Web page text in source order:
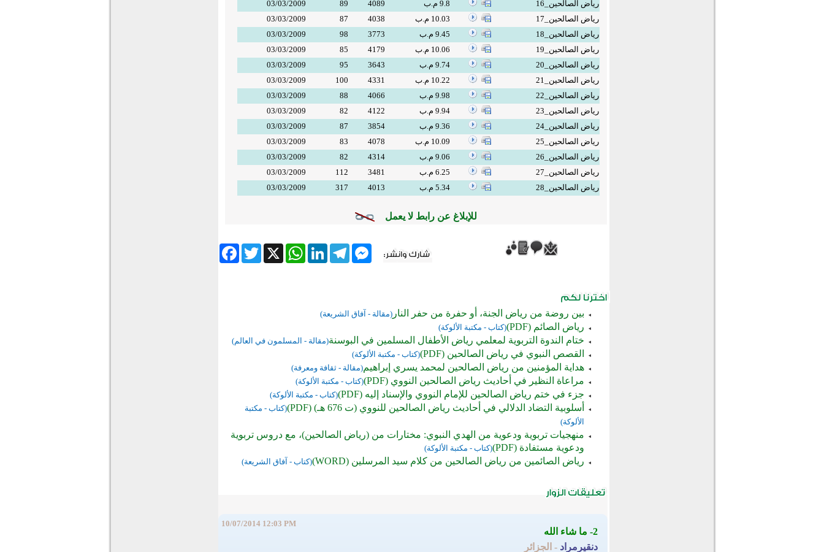
رياض الصالحين_16
9.8 م.ب 4089
89
03/03/2009
رياض الصالحين_17
10.03 م.ب 4038
87
03/03/2009
رياض الصالحين_18
9.45 م.ب 3773
98
03/03/2009
رياض الصالحين_19
10.06 م.ب 4179
85
03/03/2009
رياض الصالحين_20
9.74 م.ب 3643
95
03/03/2009
رياض الصالحين_21
10.22 م.ب 4331
100
03/03/2009
رياض الصالحين_22
9.98 م.ب 4066
88
03/03/2009
رياض الصالحين_23
9.94 م.ب 4122
82
03/03/2009
رياض الصالحين_24
9.36 م.ب 3854
87
03/03/2009
رياض الصالحين_25
10.09 م.ب 4078
83
03/03/2009
رياض الصالحين_26
9.06 م.ب 4314
82
03/03/2009
رياض الصالحين_27
6.25 م.ب 3481
112
03/03/2009
رياض الصالحين_28
5.34 م.ب 4013
317
03/03/2009
للإبلاغ عن رابط لا يعمل
FacebookTwitter X
WhatsAppLinkedInTelegram
Messenger
بين روضة من رياض الجنة، أو حفرة من حفر النار(مقالة - آفاق الشريعة)
رياض الصائم (PDF) (كتاب - مكتبة الألوكة)
ختام الندوة التربوية لمعلمي رياض الأطفال المسلمين في البوسنة(مقالة - المسلمون في العالم)
القصص النبوي في رياض الصالحين (PDF) (كتاب - مكتبة الألوكة)
هداية المؤمنين من رياض الصالحين لمحمد يسري إبراهيم(مقالة - ثقافة ومعرفة)
مراعاة النظير في أحاديث رياض الصالحين النووي (PDF) (كتاب - مكتبة الألوكة)
جزء في ختم رياض الصالحين للإمام النووي والإسناد إليه (PDF) (كتاب - مكتبة الألوكة)
أسلوبية التضاد الدلالي في أحاديث رياض الصالحين للنووي (ت 676 هـ) (PDF)
(كتاب - مكتبة
الألوكة)
منهجيات تربوية ودعوية من الهدي النبوي: مختارات من (رياض الصالحين)، مع دروس تربوية
ودعوية مستفادة (PDF)
(كتاب - مكتبة الألوكة)
رياض الصائمين من رياض الصالحين من كلام سيد المرسلين (WORD) (كتاب - آفاق الشريعة)
2- ما شاء الله
دنقيرمراد - الجزائر
10/07/2014 12:03 PM